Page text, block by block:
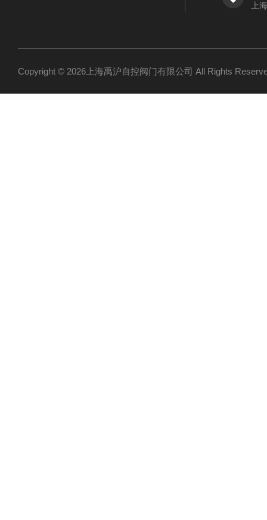
上
Copyright © 2026上海禹沪自控阀门有限公司 All Rights